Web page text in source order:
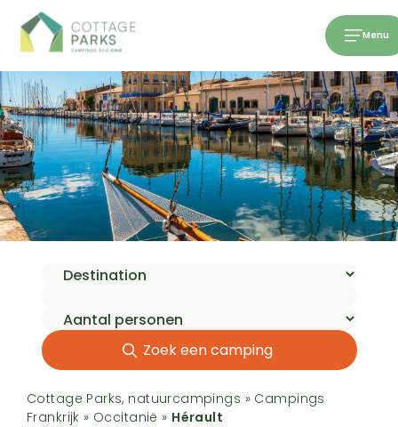
Menu
Zoek een camping
Cottage Parks, natuurcampings » Campings
Frankrijk » Occitanië » Hérault